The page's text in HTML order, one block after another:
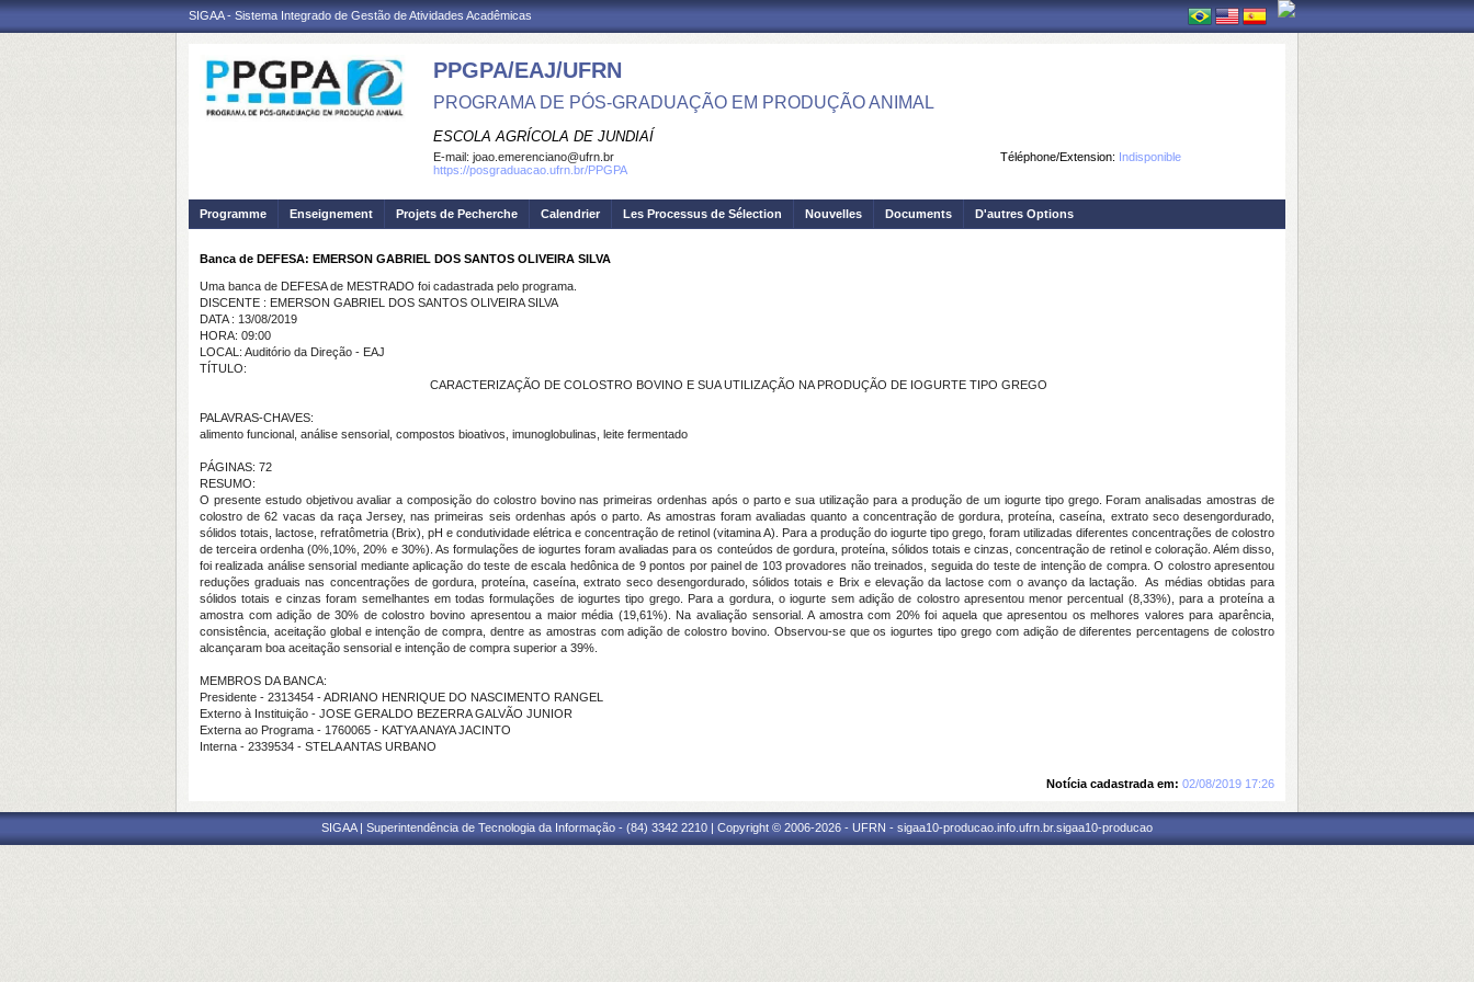
SIGAA - Sistema Integrado de Gestão de Atividades Acadêmicas
PPGPA/EAJ/UFRN
PROGRAMA DE PÓS-GRADUAÇÃO EM PRODUÇÃO ANIMAL
ESCOLA AGRÍCOLA DE JUNDIAÍ
Téléphone/Extension: Indisponible
E-mail: joao.emerenciano@ufrn.br
https://posgraduacao.ufrn.br/PPGPA
Programme Enseignement Projets de Pecherche Calendrier Les Processus de Sélection Nouvelles Documents D'autres Options
Banca de DEFESA: EMERSON GABRIEL DOS SANTOS OLIVEIRA SILVA
Uma banca de DEFESA de MESTRADO foi cadastrada pelo programa.
DISCENTE : EMERSON GABRIEL DOS SANTOS OLIVEIRA SILVA
DATA : 13/08/2019
HORA: 09:00
LOCAL: Auditório da Direção - EAJ
TÍTULO:
CARACTERIZAÇÃO DE COLOSTRO BOVINO E SUA UTILIZAÇÃO NA PRODUÇÃO DE IOGURTE TIPO GREGO
PALAVRAS-CHAVES:
alimento funcional, análise sensorial, compostos bioativos, imunoglobulinas, leite fermentado
PÁGINAS: 72
RESUMO:
O presente estudo objetivou avaliar a composição do colostro bovino nas primeiras ordenhas após o parto e sua utilização para a produção de um iogurte tipo grego. Foram analisadas amostras de
colostro de 62 vacas da raça Jersey, nas primeiras seis ordenhas após o parto. As amostras foram avaliadas quanto a concentração de gordura, proteína, caseína, extrato seco desengordurado,
sólidos totais, lactose, refratômetria (Brix), pH e condutividade elétrica e concentração de retinol (vitamina A). Para a produção do iogurte tipo grego, foram utilizadas diferentes concentrações de colostro
de terceira ordenha (0%,10%, 20% e 30%). As formulações de iogurtes foram avaliadas para os conteúdos de gordura, proteína, sólidos totais e cinzas, concentração de retinol e coloração. Além disso,
foi realizada análise sensorial mediante aplicação do teste de escala hedônica de 9 pontos por painel de 103 provadores não treinados, seguida do teste de intenção de compra. O colostro apresentou
reduções graduais nas concentrações de gordura, proteína, caseína, extrato seco desengordurado, sólidos totais e Brix e elevação da lactose com o avanço da lactação. As médias obtidas para
sólidos totais e cinzas foram semelhantes em todas formulações de iogurtes tipo grego. Para a gordura, o iogurte sem adição de colostro apresentou menor percentual (8,33%), para a proteína a
amostra com adição de 30% de colostro bovino apresentou a maior média (19,61%). Na avaliação sensorial. A amostra com 20% foi aquela que apresentou os melhores valores para aparência,
consistência, aceitação global e intenção de compra, dentre as amostras com adição de colostro bovino. Observou-se que os iogurtes tipo grego com adição de diferentes percentagens de colostro
alcançaram boa aceitação sensorial e intenção de compra superior a 39%.
MEMBROS DA BANCA:
Presidente - 2313454 - ADRIANO HENRIQUE DO NASCIMENTO RANGEL
Externo à Instituição - JOSE GERALDO BEZERRA GALVÃO JUNIOR
Externa ao Programa - 1760065 - KATYA ANAYA JACINTO
Interna - 2339534 - STELA ANTAS URBANO
Notícia cadastrada em: 02/08/2019 17:26
SIGAA | Superintendência de Tecnologia da Informação - (84) 3342 2210 | Copyright © 2006-2026 - UFRN - sigaa10-producao.info.ufrn.br.sigaa10-producao